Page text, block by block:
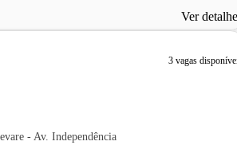
Ver
3 vagas
- Av. Independência